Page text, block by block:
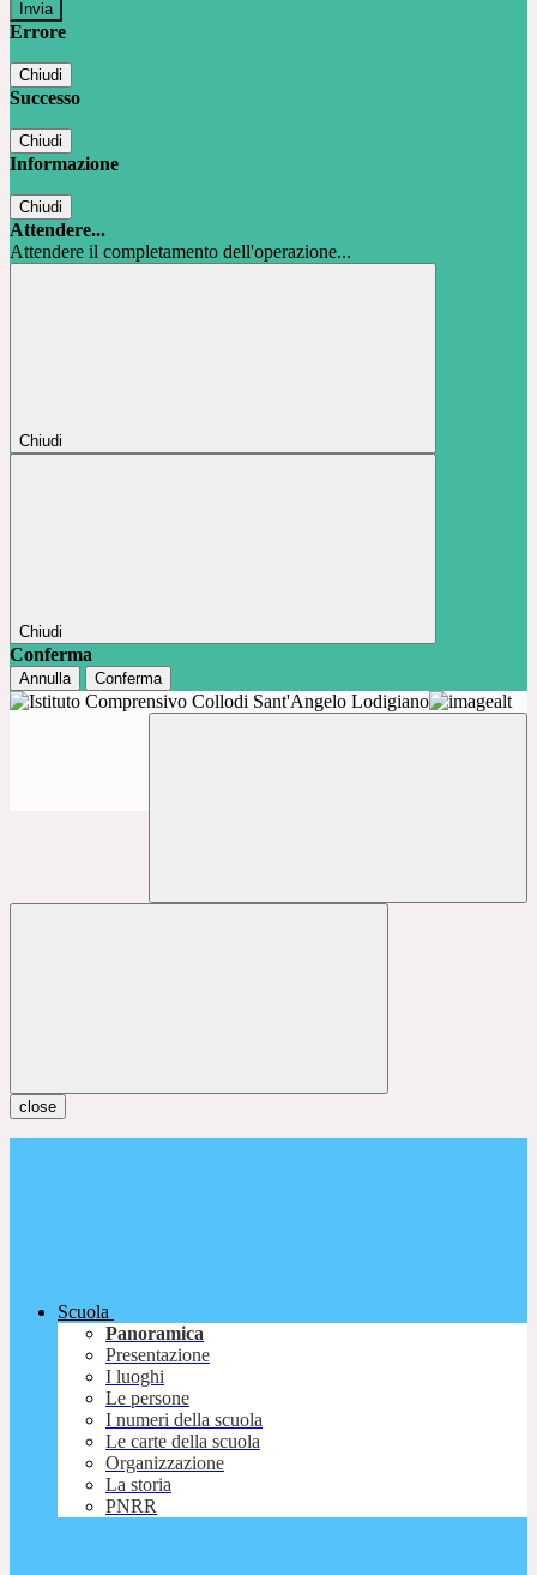
Errore
Chiudi
Successo
Chiudi
Informazione
Chiudi
Attendere...
Attendere il completamento dell'operazione...
Chiudi
Chiudi
Conferma
Annulla Conferma
close
Scuola
Panoramica
Presentazione
I luoghi
Le persone
I numeri della scuola
Le carte della scuola
Organizzazione
La storia
PNRR